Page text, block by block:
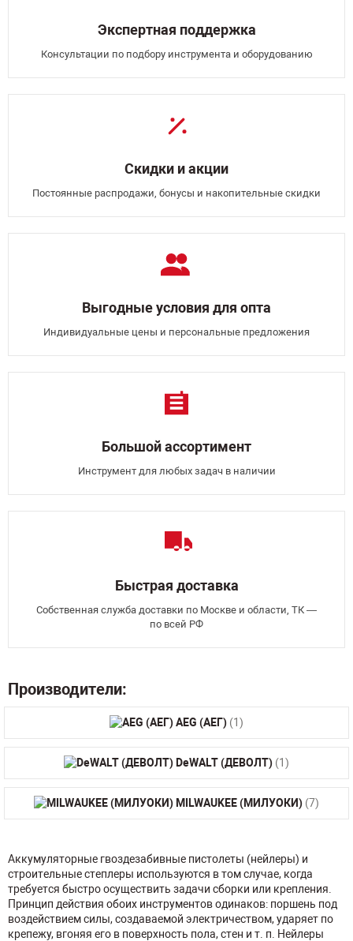
Экспертная поддержка
Консультации по подбору инструмента и оборудованию
Скидки и акции
Постоянные распродажи, бонусы и накопительные скидки
Выгодные условия для опта
Индивидуальные цены и персональные предложения
Большой ассортимент
Инструмент для любых задач в наличии
Быстрая доставка
Собственная служба доставки по Москве и области, ТК —
по всей РФ
Производители:
AEG (АЕГ) (1)
DeWALT (ДЕВОЛТ) (1)
MILWAUKEE (МИЛУОКИ) (7)
Аккумуляторные гвоздезабивные пистолеты (нейлеры) и
строительные степлеры используются в том случае, когда
требуется быстро осуществить задачи сборки или крепления.
Принцип действия обоих инструментов одинаков: поршень под
воздействием силы, создаваемой электричеством, ударяет по
крепежу, вгоняя его в поверхность пола, стен и т. п. Нейлеры